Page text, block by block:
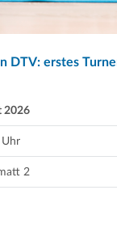
DTV: erstes
2026
2